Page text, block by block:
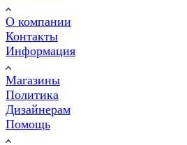
О компании
Контакты
Информация
Магазины
Политика
Дизайнерам
Помощь